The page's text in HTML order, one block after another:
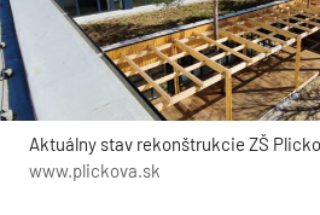
Aktuálny stav rekonštrukcie ZŠ
www.plickova.sk